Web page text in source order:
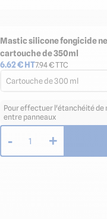
Mastic silicone fongicide
cartouche de 350ml
6.62€ HT7.94€ TTC
Cartouche de 300 ml
Pour effectuer l'étanchéité de
entre panneaux
- 1 +